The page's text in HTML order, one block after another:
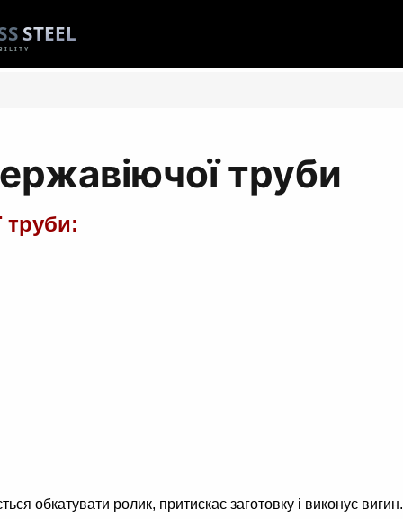
труби
труби:
обкатувати ролик, притискає заготовку і виконує вигин.